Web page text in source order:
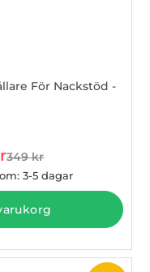
För Nackstöd -
tidigare pris
349 kr
3-5 dagar